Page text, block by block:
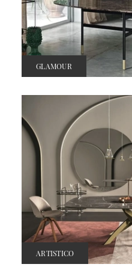
GLAMOUR
ARTISTICO